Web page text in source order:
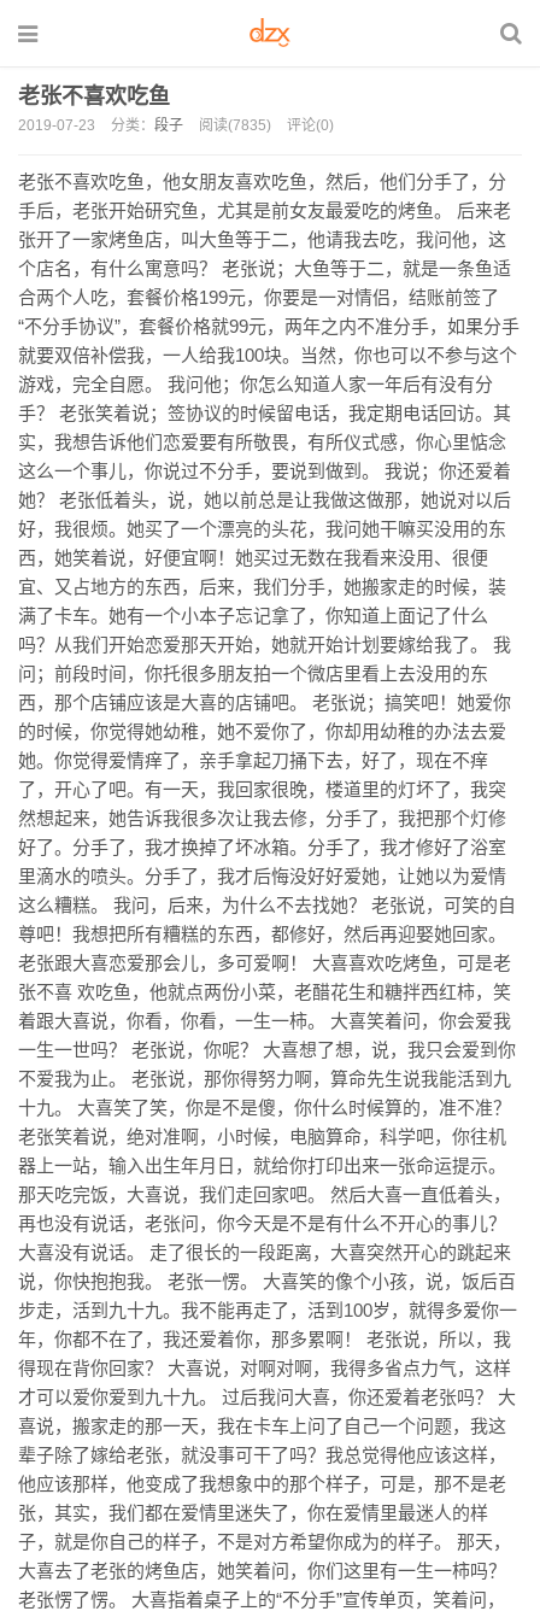
老张不喜欢吃鱼
2019-07-23 分类： 段子 阅读(7835) 评论(0)
老张不喜欢吃鱼，他女朋友喜欢吃鱼，然后，他们分手了，分
手后，老张开始研究鱼，尤其是前女友最爱吃的烤鱼。 后来老
张开了一家烤鱼店，叫大鱼等于二，他请我去吃，我问他，这
个店名，有什么寓意吗？ 老张说；大鱼等于二，就是一条鱼适
合两个人吃，套餐价格199元，你要是一对情侣，结账前签了
“不分手协议”，套餐价格就99元，两年之内不准分手，如果分手
就要双倍补偿我，一人给我100块。当然，你也可以不参与这个
游戏，完全自愿。 我问他；你怎么知道人家一年后有没有分
手？ 老张笑着说；签协议的时候留电话，我定期电话回访。其
实，我想告诉他们恋爱要有所敬畏，有所仪式感，你心里惦念
这么一个事儿，你说过不分手，要说到做到。 我说；你还爱着
她？ 老张低着头，说，她以前总是让我做这做那，她说对以后
好，我很烦。她买了一个漂亮的头花，我问她干嘛买没用的东
西，她笑着说，好便宜啊！她买过无数在我看来没用、很便
宜、又占地方的东西，后来，我们分手，她搬家走的时候，装
满了卡车。她有一个小本子忘记拿了，你知道上面记了什么
吗？从我们开始恋爱那天开始，她就开始计划要嫁给我了。 我
问；前段时间，你托很多朋友拍一个微店里看上去没用的东
西，那个店铺应该是大喜的店铺吧。 老张说；搞笑吧！她爱你
的时候，你觉得她幼稚，她不爱你了，你却用幼稚的办法去爱
她。你觉得爱情痒了，亲手拿起刀捅下去，好了，现在不痒
了，开心了吧。有一天，我回家很晚，楼道里的灯坏了，我突
然想起来，她告诉我很多次让我去修，分手了，我把那个灯修
好了。分手了，我才换掉了坏冰箱。分手了，我才修好了浴室
里滴水的喷头。分手了，我才后悔没好好爱她，让她以为爱情
这么糟糕。 我问，后来，为什么不去找她？ 老张说，可笑的自
尊吧！我想把所有糟糕的东西，都修好，然后再迎娶她回家。
老张跟大喜恋爱那会儿，多可爱啊！ 大喜喜欢吃烤鱼，可是老
张不喜 欢吃鱼，他就点两份小菜，老醋花生和糖拌西红柿，笑
着跟大喜说，你看，你看，一生一柿。 大喜笑着问，你会爱我
一生一世吗？ 老张说，你呢？ 大喜想了想，说，我只会爱到你
不爱我为止。 老张说，那你得努力啊，算命先生说我能活到九
十九。 大喜笑了笑，你是不是傻，你什么时候算的，准不准？
老张笑着说，绝对准啊，小时候，电脑算命，科学吧，你往机
器上一站，输入出生年月日，就给你打印出来一张命运提示。
那天吃完饭，大喜说，我们走回家吧。 然后大喜一直低着头，
再也没有说话，老张问，你今天是不是有什么不开心的事儿？
大喜没有说话。 走了很长的一段距离，大喜突然开心的跳起来
说，你快抱抱我。 老张一愣。 大喜笑的像个小孩，说，饭后百
步走，活到九十九。我不能再走了，活到100岁，就得多爱你一
年，你都不在了，我还爱着你，那多累啊！ 老张说，所以，我
得现在背你回家？ 大喜说，对啊对啊，我得多省点力气，这样
才可以爱你爱到九十九。 过后我问大喜，你还爱着老张吗？ 大
喜说，搬家走的那一天，我在卡车上问了自己一个问题，我这
辈子除了嫁给老张，就没事可干了吗？我总觉得他应该这样，
他应该那样，他变成了我想象中的那个样子，可是，那不是老
张，其实，我们都在爱情里迷失了，你在爱情里最迷人的样
子，就是你自己的样子，不是对方希望你成为的样子。 那天，
大喜去了老张的烤鱼店，她笑着问，你们这里有一生一柿吗？
老张愣了愣。 大喜指着桌子上的“不分手”宣传单页，笑着问，